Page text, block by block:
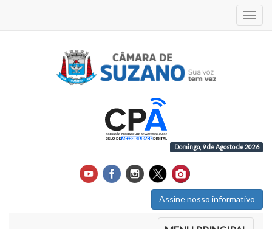
Domingo, 9 de Agosto de 2026
Assine nosso informativo